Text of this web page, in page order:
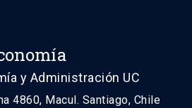
y Administración UC
4860, Macul. Santiago, Chile